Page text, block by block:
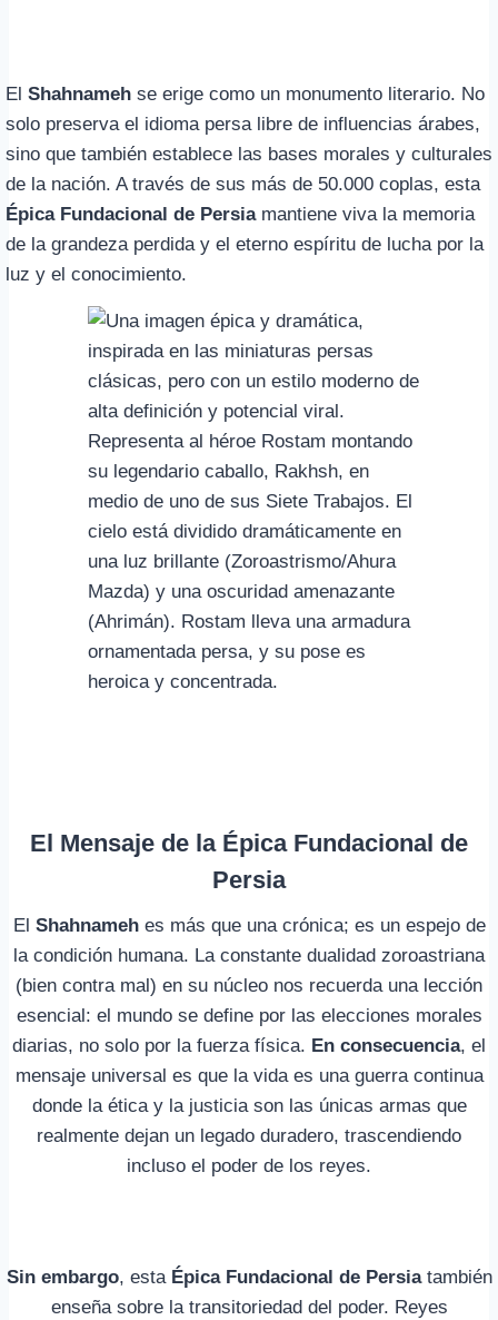
El Shahnameh se erige como un monumento literario. No
solo preserva el idioma persa libre de influencias árabes,
sino que también establece las bases morales y culturales
de la nación. A través de sus más de 50.000 coplas, esta
Épica Fundacional de Persiamantiene viva la memoria
de la grandeza perdida y el eterno espíritu de lucha por la
luz y el conocimiento.
El Mensaje de la Épica Fundacional de
Persia
El Shahnamehes más que una crónica; es un espejo de
la condición humana. La constante dualidad zoroastriana
(bien contra mal) en su núcleo nos recuerda una lección
esencial: el mundo se define por las elecciones morales
diarias, no solo por la fuerza física. En consecuencia, el
mensaje universal es que la vida es una guerra continua
donde la ética y la justicia son las únicas armas que
realmente dejan un legado duradero, trascendiendo
incluso el poder de los reyes.
Sin embargo, esta Épica Fundacional de Persiatambién
enseña sobre la transitoriedad del poder. Reyes